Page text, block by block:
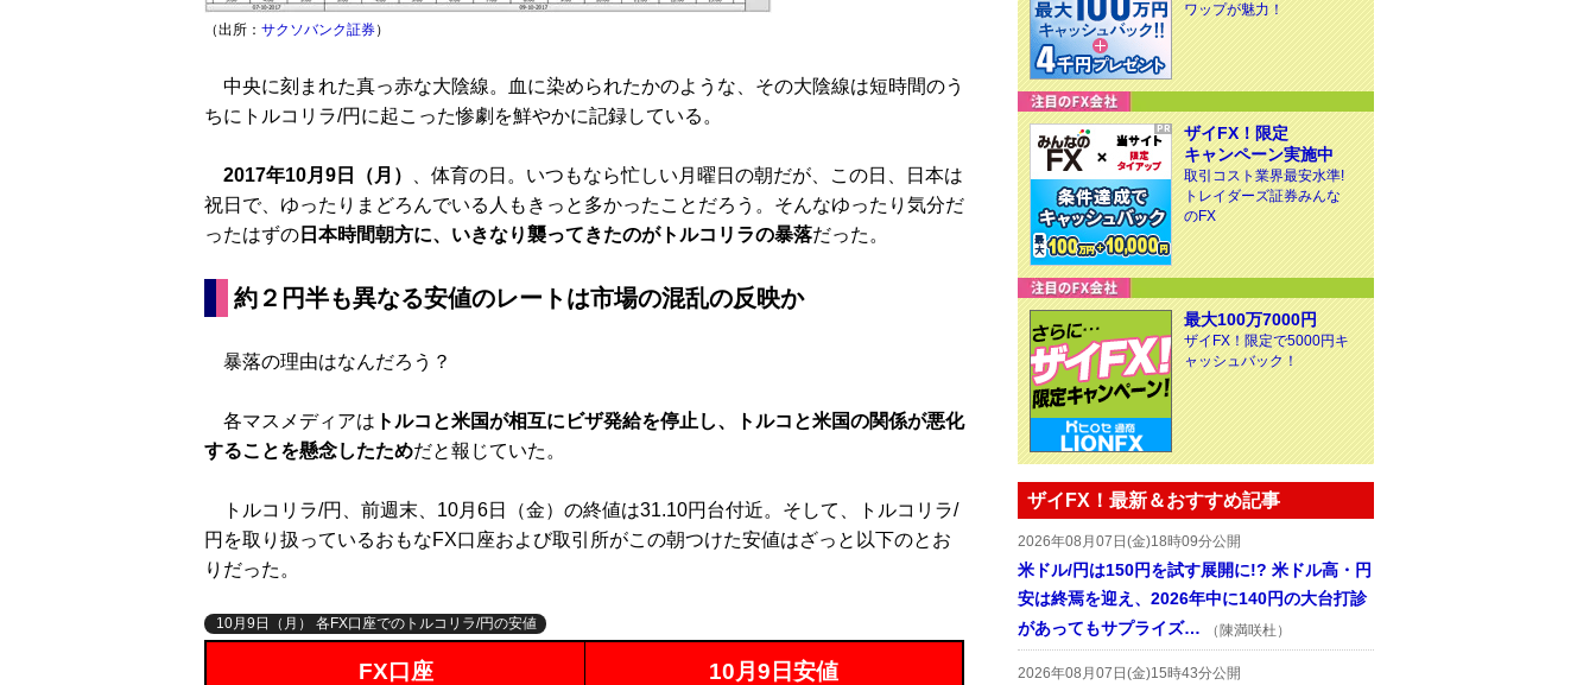
（出所： サクソバンク証券）
中央に刻まれた真っ赤な大陰線。血に染められたかのような、その大陰線は短時間のう
ちにトルコリラ/円に起こった惨劇を鮮やかに記録している。
2017年10月9日（月）
、体育の日。いつもなら忙しい月曜日の朝だが、この日、日本は
祝日で、ゆったりまどろんでいる人もきっと多かったことだろう。そんなゆったり気分だ
ったはずの 日本時間朝方に、いきなり襲ってきたのがトルコリラの暴落だった。
約２円半も異なる安値のレートは市場の混乱の反映か
暴落の理由はなんだろう？
各マスメディアは トルコと米国が相互にビザ発給を停止し、トルコと米国の関係が悪化
することを懸念したためだと報じていた。
トルコリラ/円、前週末、10月6日（金）の終値は31.10円台付近。そして、トルコリラ/
円を取り扱っているおもなFX口座および取引所がこの朝つけた安値はざっと以下のとお
りだった。
10月9日（月） 各FX口座でのトルコリラ/円の安値
FX口座 10月9日安値
ワップが魅力！
ザイFX！限定
キャンペーン実施中
取引コスト業界最安水準!
トレイダーズ証券みんな
のFX
最大100万7000円
ザイFX！限定で5000円キ
ャッシュバック！
ザイFX！最新＆おすすめ記事
2026年08月07日(金)18時09分公開
米ドル/円は150円を試す展開に!? 米ドル高・円
安は終焉を迎え、2026年中に140円の大台打診
があってもサプライズ…
（陳満咲杜）
2026年08月07日(金)15時43分公開